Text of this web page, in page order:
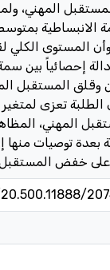
للسمات الشخصية ومقياس مشري وآخرون
بينما كانت سمة العصابية أقلها شيوعاً
وجود علاقة طردية دالة
وقلق المستقبل
تعزى لمتغير
المهني،
بعدة توصيات منها